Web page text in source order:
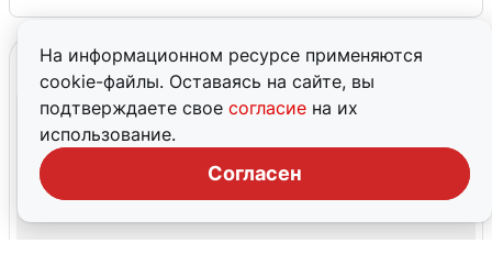
На информационном ресурсе применяются
cookie-файлы. Оставаясь на сайте, вы
подтверждаете свое согласие на их
использование.
Согласен